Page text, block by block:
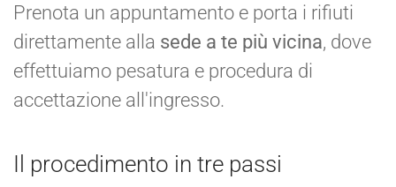
Prenota un appuntamento e porta i rifiuti
direttamente alla sede a te più vicina, dove
effettuiamo pesatura e procedura di
accettazione all'ingresso.
Il procedimento in tre passi